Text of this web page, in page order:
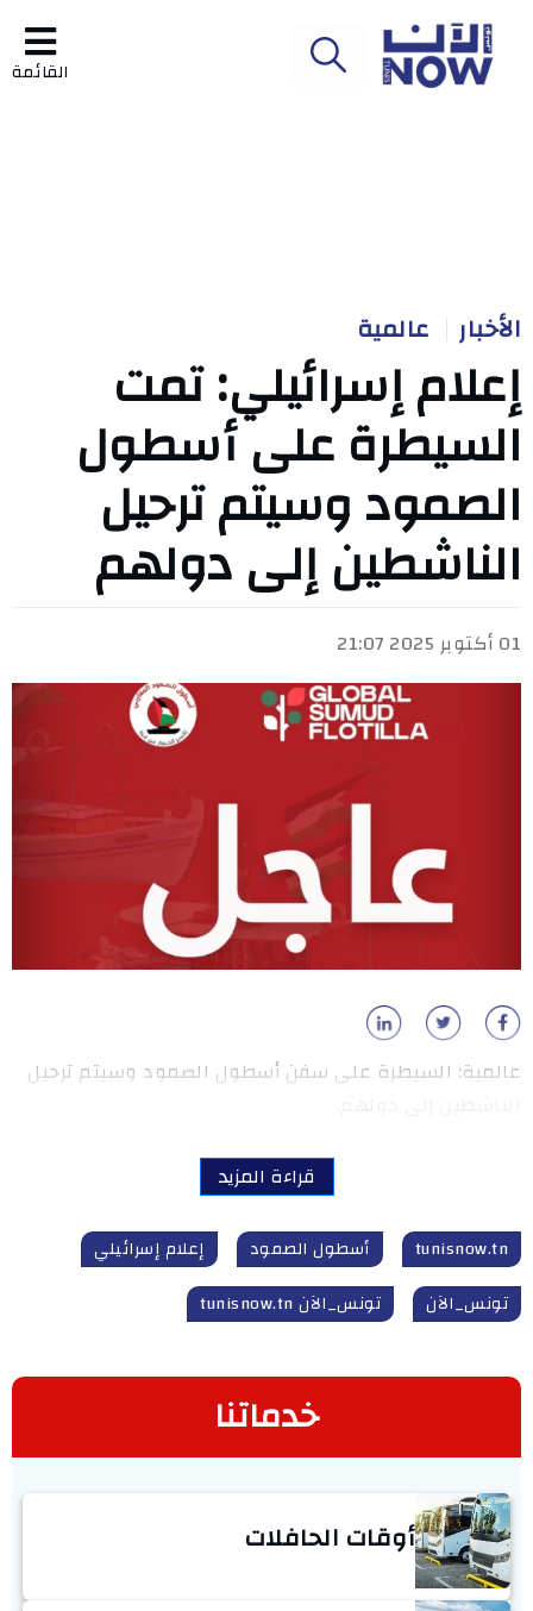
القائمة
الأخبار عالمية
إعلام إسرائيلي: تمت
السيطرة على أسطول
الصمود وسيتم ترحيل
الناشطين إلى دولهم
01 أكتوبر 2025 21:07
عالمية: السيطرة على سفن أسطول الصمود وسيتم ترحيل
قراءة المزيد
tunisnow.tn أسطول الصمود
إعلام إسرائيلي
تونس_الآن
تونس_الآن tunisnow.tn
خدماتنا
أوقات الحافلات